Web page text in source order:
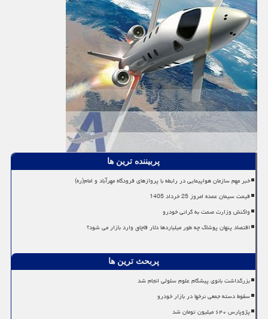
پربیننده ترین ها
خبر مهم سازمان هواپیمایی در رابطه با پروازهای فرودگاه مهرآباد و امام(ره)
قیمت سیمان عمده امروز 25 خرداد 1405
واکنش وزارت صمت به گرانی خودرو
اقتصاد پنهان پوشاک چه طور میلیاردها دلار قاچاق وارد بازار می شود؟
پربحث ترین ها
بزرگداشت بانوی پیشگام علوم سلولی انجام شد
سقوط دسته جمعی نرخها در بازار خودرو
پژوپارس ۶۴۰ میلیون تومان شد